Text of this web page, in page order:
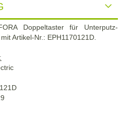
Doppeltaster für Unterputz-
Artikel-Nr.: EPH1170121D.